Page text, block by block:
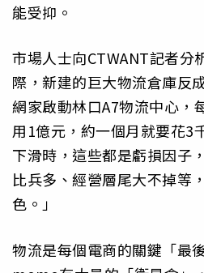
能受抑。
市場人士向CTWANT記者分
際，新建的巨大物流倉庫反
網家啟動林口A7物流中心，
用1億元，約一個月就要花3
下滑時，這些都是虧損因子
比兵多、經營層尾大不掉等
色。」
物流是每個電商的關鍵「最